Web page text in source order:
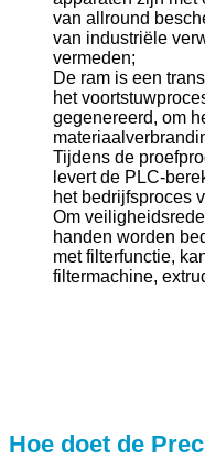
van allround
van industriële
vermeden;
De ram is een
het
gegenereerd, om
Tijdens de
levert de PLC-
het bedrijfsproces
Om
handen worden
met filterfunctie,
filtermachine,
Hoe doet de